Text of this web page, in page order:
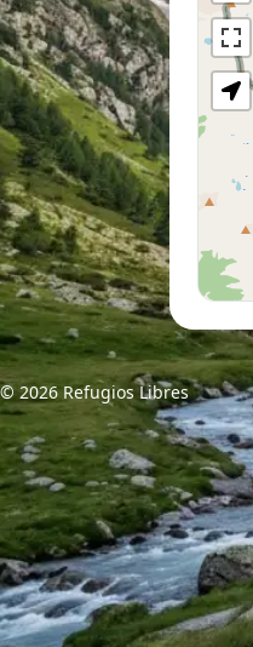
© 2026 Refugios Libres